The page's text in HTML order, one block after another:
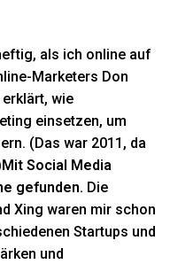
als ich online auf
Marketers Don
wie
einsetzen, um
(Das war 2011, da
Mit Social Media
gefunden. Die
Xing waren mir schon
Startups und
und